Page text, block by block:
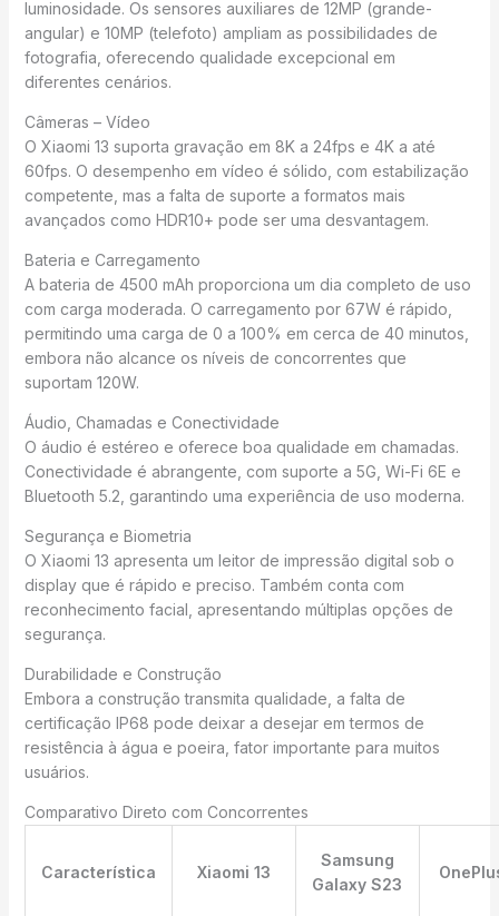
luminosidade. Os sensores auxiliares de 12MP (grande-
angular) e 10MP (telefoto) ampliam as possibilidades de
fotografia, oferecendo qualidade excepcional em
diferentes cenários.
Câmeras – Vídeo
O Xiaomi 13 suporta gravação em 8K a 24fps e 4K a até
60fps. O desempenho em vídeo é sólido, com estabilização
competente, mas a falta de suporte a formatos mais
avançados como HDR10+ pode ser uma desvantagem.
Bateria e Carregamento
A bateria de 4500 mAh proporciona um dia completo de uso
com carga moderada. O carregamento por 67W é rápido,
permitindo uma carga de 0 a 100% em cerca de 40 minutos,
embora não alcance os níveis de concorrentes que
suportam 120W.
Áudio, Chamadas e Conectividade
O áudio é estéreo e oferece boa qualidade em chamadas.
Conectividade é abrangente, com suporte a 5G, Wi-Fi 6E e
Bluetooth 5.2, garantindo uma experiência de uso moderna.
Segurança e Biometria
O Xiaomi 13 apresenta um leitor de impressão digital sob o
display que é rápido e preciso. Também conta com
reconhecimento facial, apresentando múltiplas opções de
segurança.
Durabilidade e Construção
Embora a construção transmita qualidade, a falta de
certificação IP68 pode deixar a desejar em termos de
resistência à água e poeira, fator importante para muitos
usuários.
Comparativo Direto com Concorrentes
Característica Xiaomi 13
Samsung
Galaxy S23